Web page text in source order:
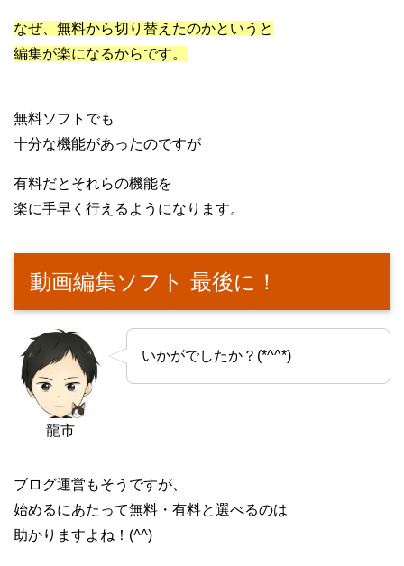
なぜ、無料から切り替えたのかというと
編集が楽になるからです。
無料ソフトでも
十分な機能があったのですが
有料だとそれらの機能を
楽に手早く行えるようになります。
動画編集ソフト 最後に！
龍市
いかがでしたか？(*^^*)
ブログ運営もそうですが、
始めるにあたって無料・有料と選べるのは
助かりますよね！(^^)